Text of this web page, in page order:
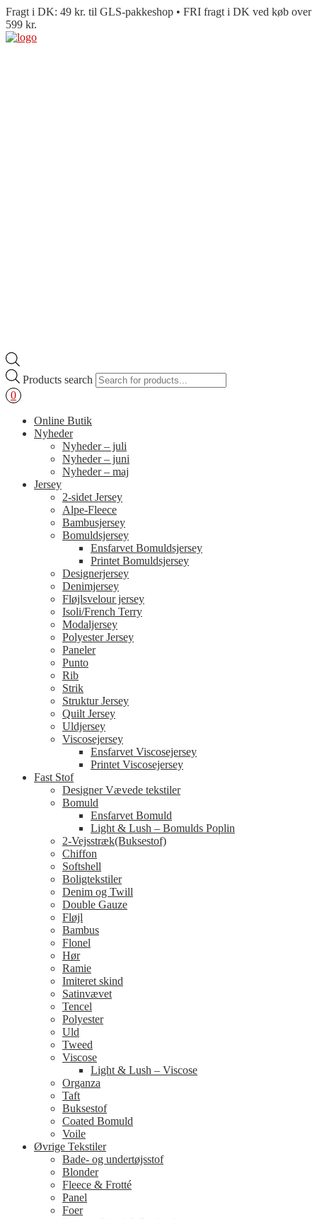
Fragt i DK: 49 kr. til GLS-pakkeshop • FRI fragt i DK ved køb over
599 kr.
Products search
0
Online Butik
Nyheder
Nyheder – juli
Nyheder – juni
Nyheder – maj
Jersey
2-sidet Jersey
Alpe-Fleece
Bambusjersey
Bomuldsjersey
Ensfarvet Bomuldsjersey
Printet Bomuldsjersey
Designerjersey
Denimjersey
Fløjlsvelour jersey
Isoli/French Terry
Modaljersey
Polyester Jersey
Paneler
Punto
Rib
Strik
Struktur Jersey
Quilt Jersey
Uldjersey
Viscosejersey
Ensfarvet Viscosejersey
Printet Viscosejersey
Fast Stof
Designer Vævede tekstiler
Bomuld
Ensfarvet Bomuld
Light & Lush – Bomulds Poplin
2-Vejsstræk(Buksestof)
Chiffon
Softshell
Boligtekstiler
Denim og Twill
Double Gauze
Fløjl
Bambus
Flonel
Hør
Ramie
Imiteret skind
Satinvævet
Tencel
Polyester
Uld
Tweed
Viscose
Light & Lush – Viscose
Organza
Taft
Buksestof
Coated Bomuld
Voile
Øvrige Tekstiler
Bade- og undertøjsstof
Blonder
Fleece & Frotté
Panel
Foer